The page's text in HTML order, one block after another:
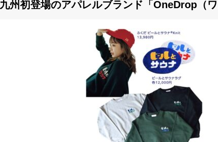
九州初登場のアパレルブランド「OneDrop（ワ